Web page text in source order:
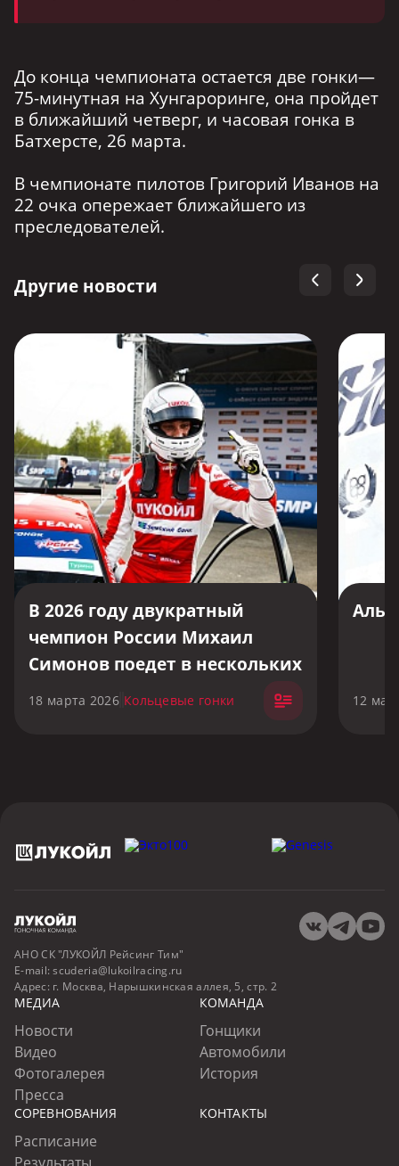
До конца чемпионата остается две гонки—
75-минутная на Хунгароринге, она пройдет
в ближайший четверг, и часовая гонка в
Батхерсте, 26 марта.
В чемпионате пилотов Григорий Иванов на
22 очка опережает ближайшего из
преследователей.
Другие новости
В 2026 году двукратный
чемпион России Михаил
Симонов поедет в нескольких
гонках международного и
18 марта 2026 Кольцевые гонки 12
АНО СК "ЛУКОЙЛ Рейсинг Тим"
E-mail: scuderia@lukoilracing.ru
Адрес: г. Москва, Нарышкинская аллея, 5, стр. 2
МЕДИА
Новости
Видео
Фотогалерея
Пресса
КОМАНДА
Гонщики
Автомобили
История
СОРЕВНОВАНИЯ
Расписание
КОНТАКТЫ